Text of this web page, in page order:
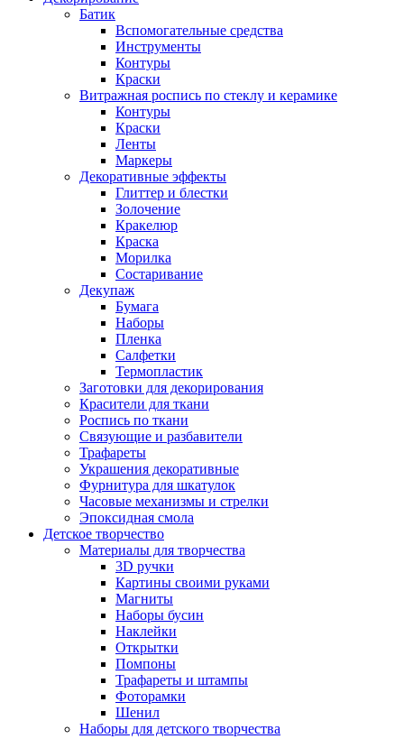
Батик
Вспомогательные средства
Инструменты
Контуры
Краски
Витражная роспись по стеклу и керамике
Контуры
Краски
Ленты
Маркеры
Декоративные эффекты
Глиттер и блестки
Золочение
Кракелюр
Краска
Морилка
Состаривание
Декупаж
Бумага
Наборы
Пленка
Салфетки
Термопластик
Заготовки для декорирования
Красители для ткани
Роспись по ткани
Связующие и разбавители
Трафареты
Украшения декоративные
Фурнитура для шкатулок
Часовые механизмы и стрелки
Эпоксидная смола
Детское творчество
Материалы для творчества
3D ручки
Картины своими руками
Магниты
Наборы бусин
Наклейки
Открытки
Помпоны
Трафареты и штампы
Фоторамки
Шенил
Наборы для детского творчества